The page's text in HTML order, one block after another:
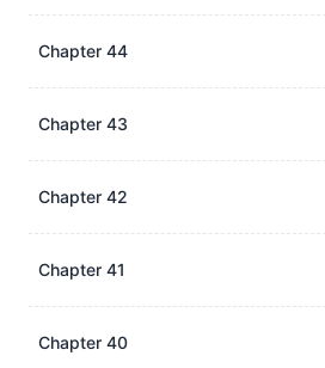
Chapter 44
Chapter 43
Chapter 42
Chapter 41
Chapter 40